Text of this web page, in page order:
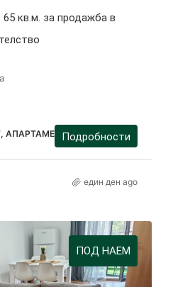
кв.м. за продажба в
АПАРТАМЕНТПодробности
един ден ago
ПОД НАЕМ